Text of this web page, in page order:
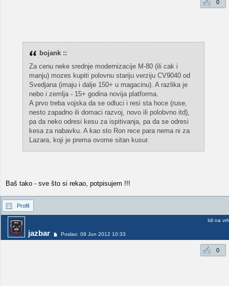
0
bojank ::
Za cenu neke srednje modernizacije M-80 (ili cak i
manju) mozes kupiti polovnu stariju verziju CV9040 od
Svedjana (imaju i dalje 150+ u magacinu). A razlika je
nebo i zemlja - 15+ godina novija platforma.
A prvo treba vojska da se odluci i resi sta hoce (ruse,
nesto zapadno ili domaci razvoj, novo ili polobvno itd),
pa da neko odresi kesu za ispitivanja, pa da se odresi
kesa za nabavku. A kao sto Ron rece para nema ni za
Lazara, koji je prema ovome sitan kusur.
Baš tako - sve što si rekao, potpisujem !!!
Profil
jazbar Poslao: 08 Jun 2012 10:33
Idi na vrh
0